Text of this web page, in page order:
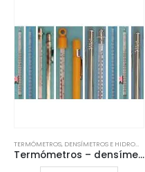
TERMÓMETROS, DENSÍMETROS E HIDROMETROS
Termómetros – densímetros – hidrómetros em vidro